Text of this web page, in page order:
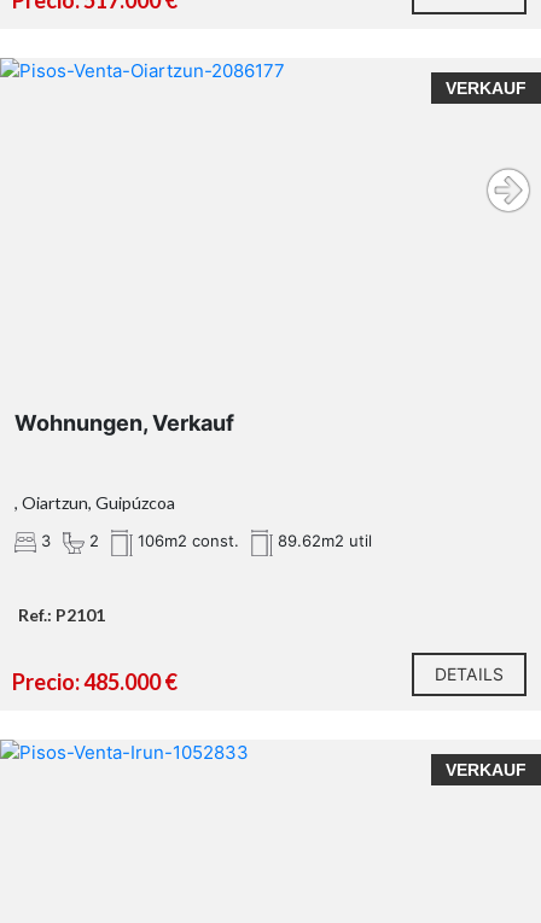
VERKAUF
Wohnungen, Verkauf
, Oiartzun, Guipúzcoa
3 2 106m2 const. 89.62m2 util
Ref.: P2101
Precio: 485.000 € DETAILS
VERKAUF